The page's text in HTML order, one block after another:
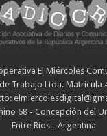
El Miércoles
Trabajo Ltda. Matrícula
68 - Concepción del
Entre Ríos - Argentina